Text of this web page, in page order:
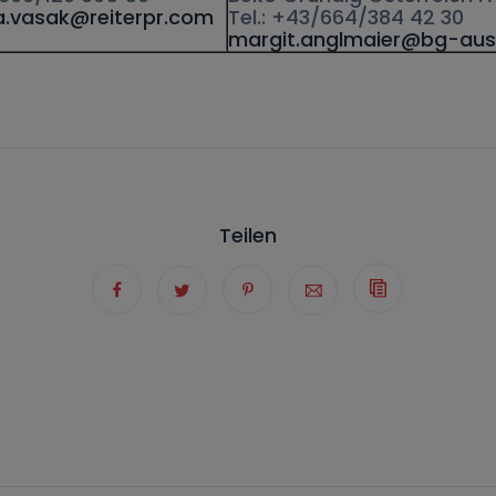
Tel.: +43/664/384 42 30
margit.anglmaier@bg-
Teilen